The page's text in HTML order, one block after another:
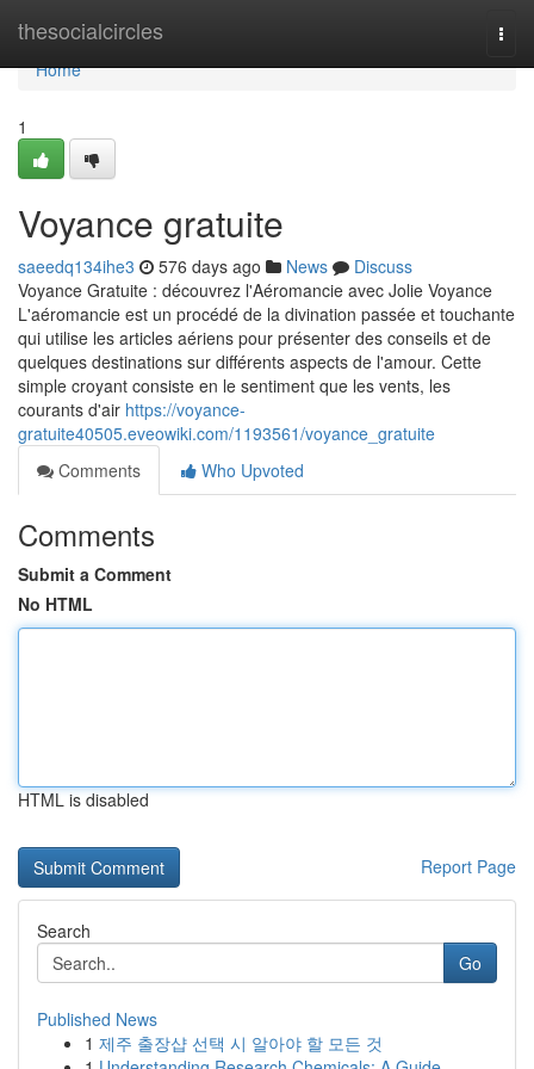
thesocialcircles
Home
Home
1
Voyance gratuite
saeedq134ihe3 576 days ago News
Discuss
Voyance Gratuite : découvrez l'Aéromancie avec Jolie Voyance
L'aéromancie est un procédé de la divination passée et touchante
qui utilise les articles aériens pour présenter des conseils et de
quelques destinations sur différents aspects de l'amour. Cette
simple croyant consiste en le sentiment que les vents, les
courants d'air https://voyance-
gratuite40505.eveowiki.com/1193561/voyance_gratuite
Comments
Who Upvoted
Comments
Submit a Comment
No HTML
HTML is disabled
Report Page
Search
Go
Published News
1 제주 출장샵 선택 시 알아야 할 모든 것